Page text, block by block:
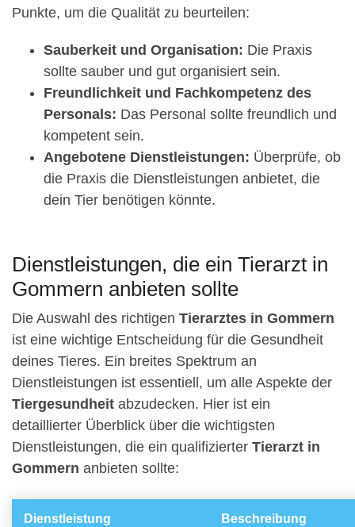
Punkte, um die Qualität zu beurteilen:
Sauberkeit und Organisation: Die Praxis
sollte sauber und gut organisiert sein.
Freundlichkeit und Fachkompetenz des
Personals: Das Personal sollte freundlich und
kompetent sein.
Angebotene Dienstleistungen: Überprüfe, ob
die Praxis die Dienstleistungen anbietet, die
dein Tier benötigen könnte.
Dienstleistungen, die ein Tierarzt in
Gommern anbieten sollte
Die Auswahl des richtigen Tierarztes in Gommern
ist eine wichtige Entscheidung für die Gesundheit
deines Tieres. Ein breites Spektrum an
Dienstleistungen ist essentiell, um alle Aspekte der
Tiergesundheit abzudecken. Hier ist ein
detaillierter Überblick über die wichtigsten
Dienstleistungen, die ein qualifizierter Tierarzt in
Gommern anbieten sollte:
Dienstleistung Beschreibung